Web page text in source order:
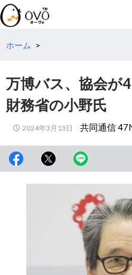
検
索
コ
テ
へ
動
ホーム >
万博バス、協会が
財務省の小野氏
2024年3月13日 共同通信